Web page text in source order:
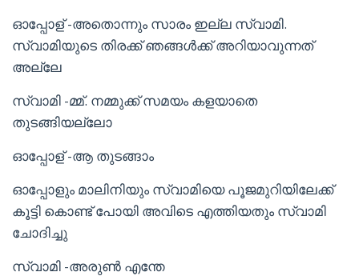
ഓപ്പോള് -അതൊന്നും സാരം ഇല്ല സ്വാമി.
സ്വാമിയുടെ തിരക്ക് ഞങ്ങൾക്ക് അറിയാവുന്നത്
അല്ലേ
സ്വാമി -മ്മ്. നമ്മുക്ക് സമയം കളയാതെ
തുടങ്ങിയല്ലോ
ഓപ്പോള് -ആ തുടങ്ങാം
ഓപ്പോളും മാലിനിയും സ്വാമിയെ പൂജമുറിയിലേക്ക്
കൂട്ടി കൊണ്ട് പോയി അവിടെ എത്തിയതും സ്വാമി
ചോദിച്ചു
സ്വാമി -അരുൺ എന്തേ